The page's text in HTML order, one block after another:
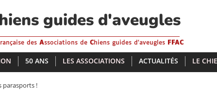
guides d'aveugles
rançaise des Associations de Chiens guides d'aveugles FFAC
50 ANS LES ASSOCIATIONS ACTUALITÉS LE
parasports !